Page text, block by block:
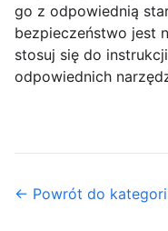
go z odpowiednią
bezpieczeństwo jest
stosuj się do
odpowiednich
← Powrót do